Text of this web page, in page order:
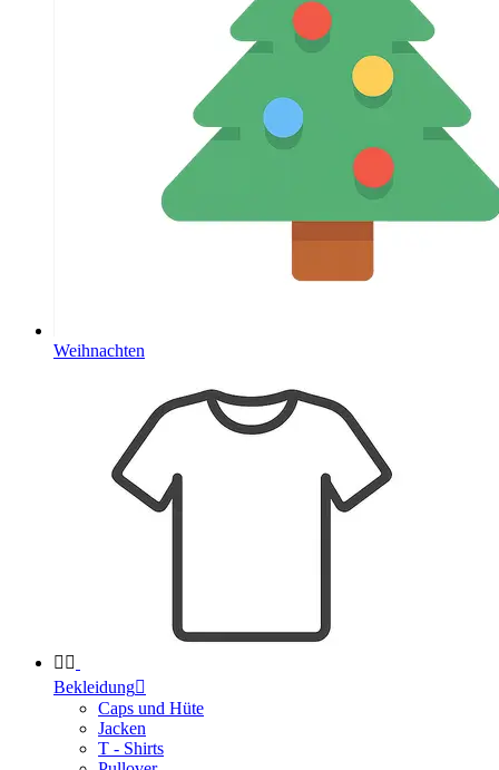
Weihnachten
 
Bekleidung
Caps und Hüte
Jacken
T - Shirts